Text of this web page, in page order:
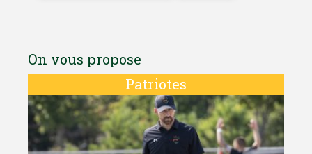
On vous propose
Patriotes